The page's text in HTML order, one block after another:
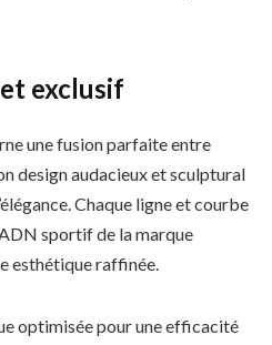
exclusif
une fusion parfaite entre
design audacieux et sculptural
Chaque ligne et courbe
sportif de la marque
esthétique raffinée.
optimisée pour une efficacité